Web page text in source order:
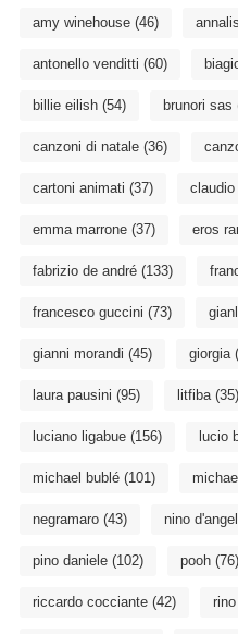
amy winehouse(46)
antonello venditti (60)
billie eilish(54) brunori sas
canzoni di natale(36)
cartoni animati (37) claudio
emma marrone(37) eros
fabrizio de andré(133)
francesco guccini (73)
gianni morandi (45) giorgia
laura pausini (95) litfiba(35)
luciano ligabue(156) lucio
michael bublé(101)
negramaro(43) nino
pino daniele(102) pooh(76)
riccardo cocciante(42)